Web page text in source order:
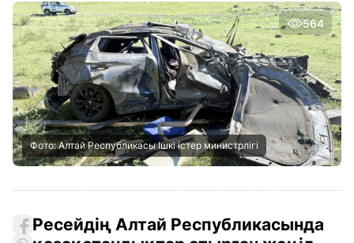
564
Фото: Алтай Республикасы Ішкі істер министрлігі
Ресейдің Алтай Республикасында